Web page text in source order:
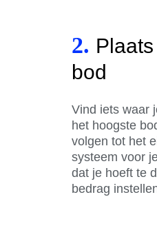
2.
bod
Vind iets waar
het hoogste
volgen tot het
systeem voor
dat je hoeft te
bedrag